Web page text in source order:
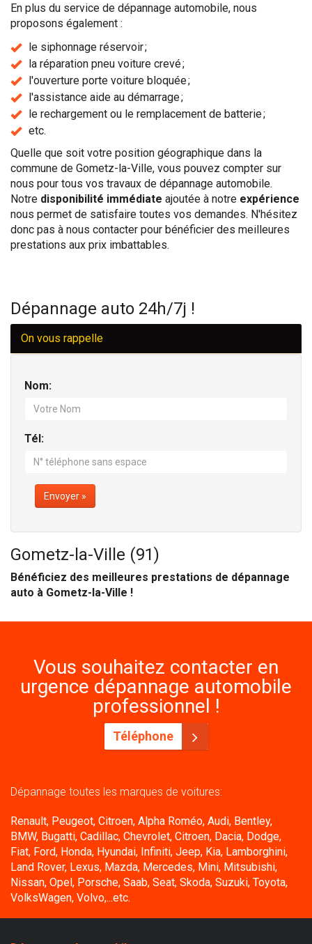
En plus du service de dépannage automobile, nous
proposons également :
le siphonnage réservoir ;
la réparation pneu voiture crevé ;
l'ouverture porte voiture bloquée ;
l'assistance aide au démarrage ;
le rechargement ou le remplacement de batterie ;
etc.
Quelle que soit votre position géographique dans la
commune de Gometz-la-Ville, vous pouvez compter sur
nous pour tous vos travaux de dépannage automobile.
Notre disponibilité immédiate ajoutée à notre expérience
nous permet de satisfaire toutes vos demandes. N'hésitez
donc pas à nous contacter pour bénéficier des meilleures
prestations aux prix imbattables.
Dépannage auto 24h/7j !
On vous rappelle
Nom:
Tél:
Envoyer »
Gometz-la-Ville (91)
Bénéficiez des meilleures prestations de dépannage
auto à Gometz-la-Ville !
Vous souhaitez contacter en
urgence dépannage automobile
professionnel !
Téléphone
Dépannage toutes les marques de voitures:
Renault, Peugeot, Citroen, Alpha Roméo, Audi, Bentley,
BMW, Bugatti, Cadillac, Chevrolet, Citroen, Dacia, Dodge,
Fiat, Ford, Honda, Hyundai, Infiniti, Jeep, Kia, Lamborghini,
Land Rover, Lexus, Mazda, Mercedes, Mini, Mitsubishi,
Nissan, Opel, Porsche, Saab, Seat, Skoda, Suzuki, Toyota,
VolksWagen, Volvo,...etc.